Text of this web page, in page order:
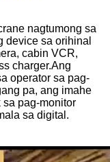
nagtumong sa
device sa orihinal
cabin VCR,
charger.Ang
operator sa pag-
pa, ang imahe
pag-monitor
sa digital.